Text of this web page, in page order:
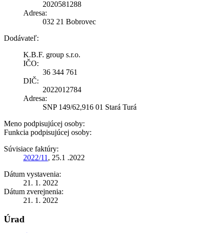
2020581288
Adresa:
032 21 Bobrovec
Dodávateľ:
K.B.F. group s.r.o.
IČO:
36 344 761
DIČ:
2022012784
Adresa:
SNP 149/62,916 01 Stará Turá
Meno podpisujúcej osoby:
Funkcia podpisujúcej osoby:
Súvisiace faktúry:
2022/11 , 25.1 .2022
Dátum vystavenia:
21. 1. 2022
Dátum zverejnenia:
21. 1. 2022
Úrad